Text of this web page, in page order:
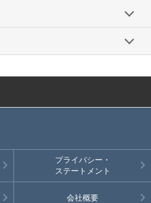
プライバシー・
ステートメント
会社概要